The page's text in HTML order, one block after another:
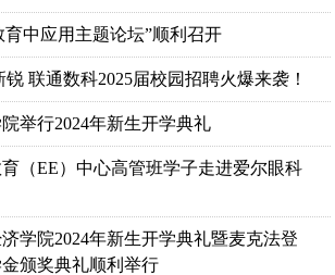
育中应用主题论坛”顺利召开
联通数科2025届校园招聘火爆来袭！
举行2024年新生开学典礼
（EE）中心高管班学子走进爱尔眼科
学院2024年新生开学典礼暨麦克法登
颁奖典礼顺利举行